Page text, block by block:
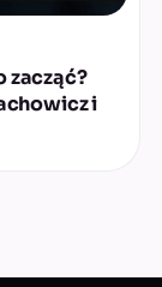
zacząć?
i